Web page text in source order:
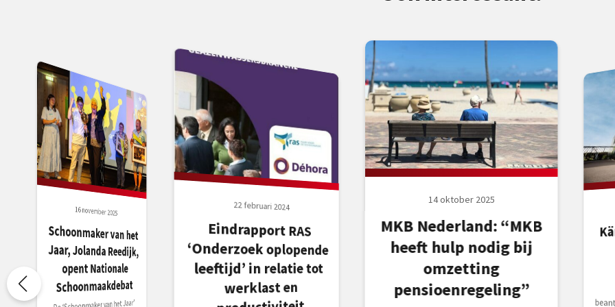
16 november 2025
Schoonmaker van het
Jaar, Jolanda Reedijk,
opent Nationale
Schoonmaakdebat
22 februari 2024
Eindrapport RAS
‘Onderzoek oplopende
leeftijd’ in relatie tot
werklast en
14 oktober 2025
MKB Nederland: “MKB
heeft hulp nodig bij
omzetting
pensioenregeling”